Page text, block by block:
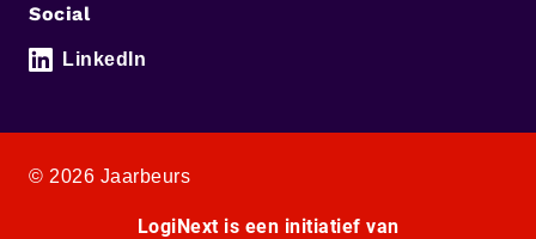
Social
LinkedIn
© 2026 Jaarbeurs
LogiNext is een initiatief van